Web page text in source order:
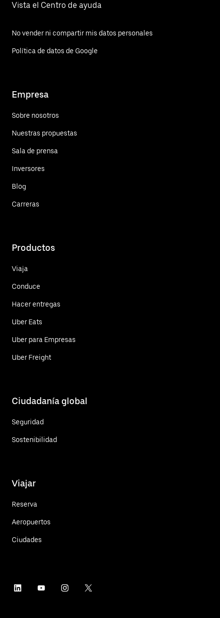
Vista el Centro de ayuda
No vender ni compartir mis datos personales
Política de datos de Google
Empresa
Sobre nosotros
Nuestras propuestas
Sala de prensa
Inversores
Blog
Carreras
Productos
Viaja
Conduce
Hacer entregas
Uber Eats
Uber para Empresas
Uber Freight
Ciudadanía global
Seguridad
Sostenibilidad
Viajar
Reserva
Aeropuertos
Ciudades